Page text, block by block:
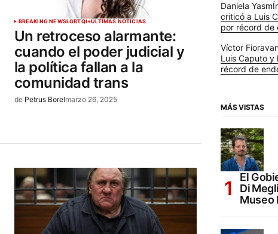
BREAKING NEWSLGBTQI+ÚLTIMAS NOTICIAS
Un retroceso alarmante:
cuando el poder judicial y
la política fallan a la
comunidad trans
de Petrus Borelmarzo 26, 2025
Daniela
criticó a Luis
por récord de
Víctor
Luis Caputo y
récord de
MÁS VISTAS
El
Di
Museo